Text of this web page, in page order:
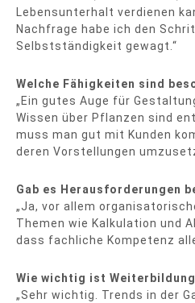
Lebensunterhalt verdienen
Nachfrage habe ich den
Selbstständigkeit gewagt.“
Welche Fähigkeiten sind
„Ein gutes Auge für
Wissen über Pflanzen sind
muss man gut mit Kunden
deren Vorstellungen
Gab es Herausforderungen
„Ja, vor allem
Themen wie Kalkulation und
dass fachliche Kompetenz
Wie wichtig ist
„Sehr wichtig. Trends in der